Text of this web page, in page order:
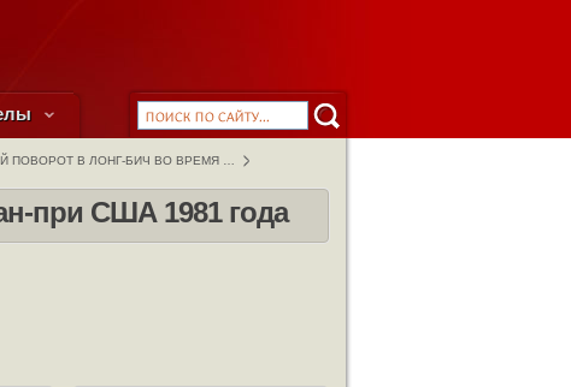
ПОВОРОТ В ЛОНГ-БИЧ ВО ВРЕМЯ …
при США 1981 года